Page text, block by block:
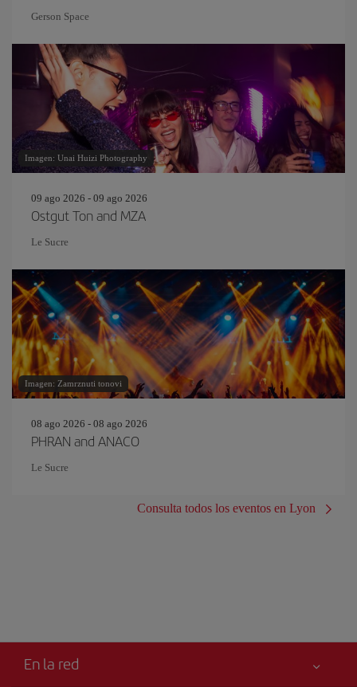
Gerson Space
Imagen: Unai Huizi Photography
09 ago 2026 - 09 ago 2026
Ostgut Ton and MZA
Le Sucre
Imagen: Zamrznuti tonovi
08 ago 2026 - 08 ago 2026
PHRAN and ANACO
Le Sucre
Consulta todos los eventos en Lyon
En la red